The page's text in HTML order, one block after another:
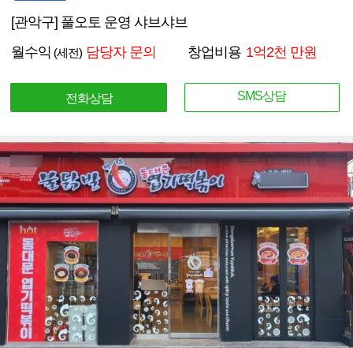
[관악구] 풀오토 운영 샤브샤브
월수익 (세전) 담당자 문의 창업비용 1억2천 만원
전화상담 SMS상담